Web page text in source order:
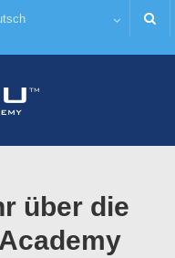
über die